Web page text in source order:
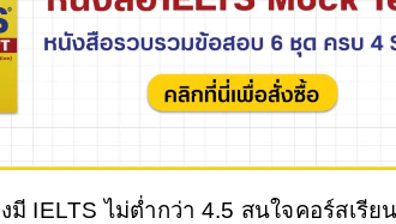
มี IELTS ไม่ต่ำกว่า 4.5 สนใจคอร์สเรีย